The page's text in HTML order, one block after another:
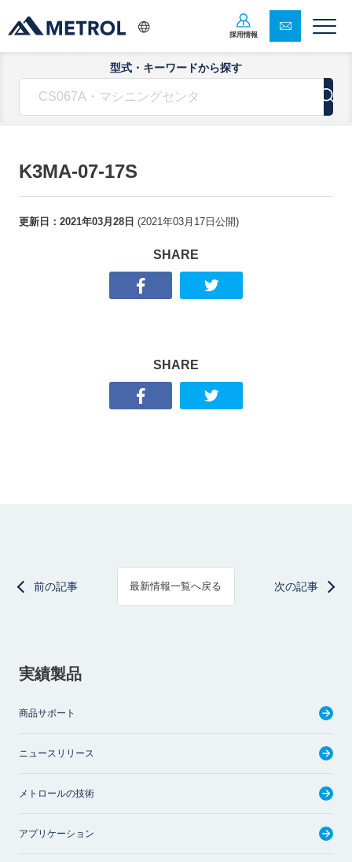
採用情報
型式・キーワードから探す
K3MA-07-17S
更新日： 2021年03月28日 (2021年03月17日 公開)
SHARE
SHARE
前の記事 最新情報一覧へ戻る 次の記事
実績製品
商品サポート
ニュースリリース
メトロールの技術
アプリケーション